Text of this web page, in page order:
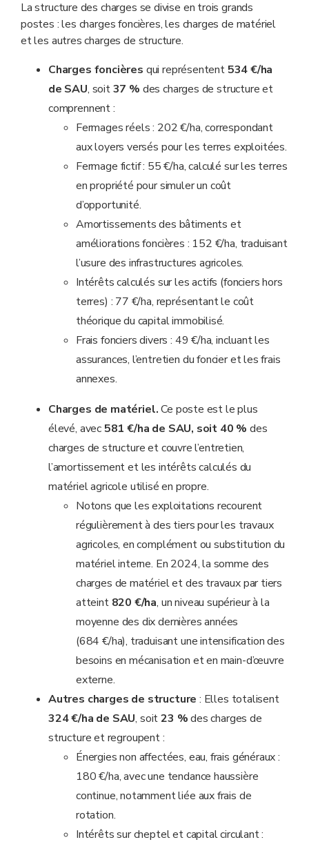
La structure des charges se divise en trois grands
postes : les charges foncières, les charges de matériel
et les autres charges de structure.
Charges foncières qui représentent534 €/ha
de SAU, soit37 % des charges de structure et
comprennent :
Fermages réels : 202 €/ha, correspondant
aux loyers versés pour les terres exploitées.
Fermage fictif : 55 €/ha, calculé sur les terres
en propriété pour simuler un coût
d’opportunité.
Amortissements des bâtiments et
améliorations foncières : 152 €/ha, traduisant
l’usure des infrastructures agricoles.
Intérêts calculés sur les actifs (fonciers hors
terres) : 77 €/ha, représentant le coût
théorique du capital immobilisé.
Frais fonciers divers : 49 €/ha, incluant les
assurances, l’entretien du foncier et les frais
annexes.
Charges de matériel.Ce poste est le plus
élevé, avec581 €/ha de SAU, soit 40 % des
charges de structure et couvre l’entretien,
l’amortissement et les intérêts calculés du
matériel agricole utilisé en propre.
Notons que les exploitations recourent
régulièrement à des tiers pour les travaux
agricoles, en complément ou substitution du
matériel interne. En 2024, la somme des
charges de matériel et des travaux par tiers
atteint 820 €/ha, un niveau supérieur à la
moyenne des dix dernières années
(684 €/ha), traduisant une intensification des
besoins en mécanisation et en main-d’œuvre
externe.
Autres charges de structure : Elles totalisent
324 €/ha de SAU, soit23 %des charges de
structure et regroupent :
Énergies non affectées, eau, frais généraux :
180 €/ha, avec une tendance haussière
continue, notamment liée aux frais de
rotation.
Intérêts sur cheptel et capital circulant :